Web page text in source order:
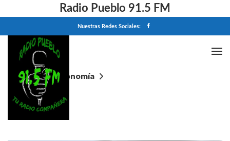
Radio Pueblo 91.5 FM
Nuestras Redes Sociales:
Home
Economía
La tregua rinde más que los misiles: Irán ofrece
reabrir Ormuz, el petróleo descomprime y Wall
Street barre con los récords